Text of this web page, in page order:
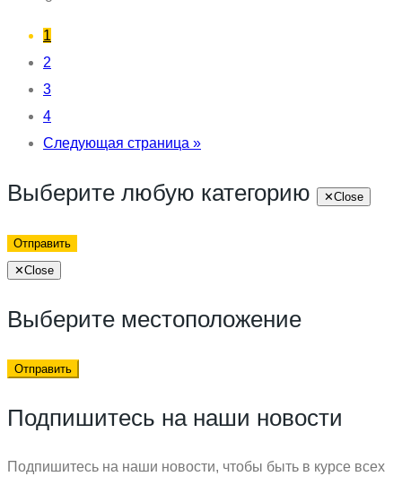
1
2
3
4
Следующая страница »
Выберите любую категорию ✕Close
Отправить
✕Close
Выберите местоположение
Отправить
Подпишитесь на наши новости
Подпишитесь на наши новости, чтобы быть в курсе всех